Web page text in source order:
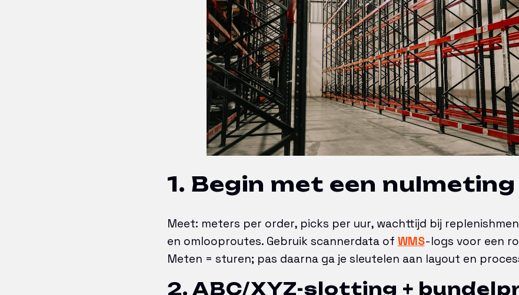
1. Begin met een nulmeting
Meet: meters per order, picks per uur, wachttijd bij
en omlooproutes. Gebruik scannerdata of WMS-logs voor een
Meten = sturen; pas daarna ga je sleutelen aan layout en
2. ABC/XYZ-slotting +